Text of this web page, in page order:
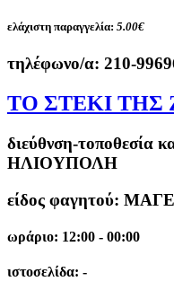
ελάχιστη παραγγελία: 5.00€
τηλέφωνο/α: 210-
ΤΟ ΣΤΕΚΙ ΤΗΣ
διεύθνση-τοποθεσία
ΗΛΙΟΥΠΟΛΗ
είδος φαγητού:
ωράριο: 12:00 - 00:00
ιστοσελίδα: -